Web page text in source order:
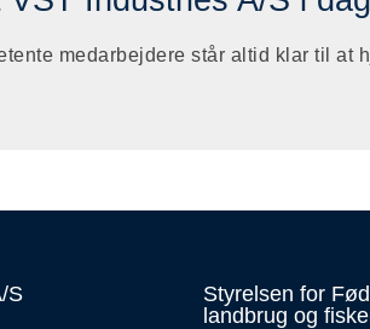
medarbejdere står altid klar til
S
Styrelsen for
landbrug og